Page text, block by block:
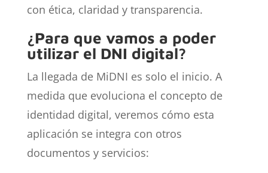
con ética, claridad y transparencia.
¿Para que vamos a poder
utilizar el DNI digital?
La llegada de MiDNI es solo el inicio. A
medida que evoluciona el concepto de
identidad digital, veremos cómo esta
aplicación se integra con otros
documentos y servicios: